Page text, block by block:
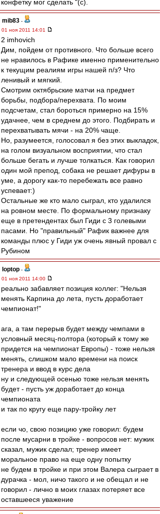
конфетку мог сделать "(с).
mib83 -
01 ноя 2011 14:01
2 imhovich
Дим, пойдем от противного. Что больше всего
не нравилось в Рафике именно применительно
к текущим реалиям игры нашей п/з? Что
ленивый и мягкий.
Смотрим октябрьские матчи на предмет
борьбы, подбора/перехвата. По моим
подсчетам, стал бороться примерно на 15%
удачнее, чем в среднем до этого. Подбирать и
перехватывать мячи - на 20% чаще.
Но, разумеется, голосовал я без этих выкладок,
на голом визуальном восприятии, что стал
больше бегать и лучше толкаться. Как говорил
один мой препод, собака не решает дифуры в
уме, а дорогу как-то перебежать все равно
успевает:)
Остальные же кто мало сыграл, кто удалился
на ровном месте. По формальному признаку
еще в претендентах был Гиди с 3 голевыми
пасами. Но "правильный" Рафик важнее для
команды плюс у Гиди уж очень явный провал с
Рубином
loptop -
01 ноя 2011 14:00
реально забавляет позиция коллег: "Нельзя
менять Карпина до лета, пусть доработает
чемпионат!"
ага, а там перерыв будет между чемпами в
условный месяц-полтора (который к тому же
придется на чемпионат Европы) - тоже нельзя
менять, слишком мало времени на поиск
тренера и ввод в курс дела
ну и следующей осенью тоже нельзя менять
будет - пусть уж доработает до конца
чемпионата
и так по кругу еще пару-тройку лет
если чо, свою позицию уже говорил: будем
после мусарни в тройке - вопросов нет: мужик
сказал, мужик сделал; тренер имеет
моральное право на еще одну попытку
не будем в тройке и при этом Валера сыграет в
дурачка - мол, ничо такого и не обещал и не
говорил - лично в моих глазах потеряет все
оставшееся уважение